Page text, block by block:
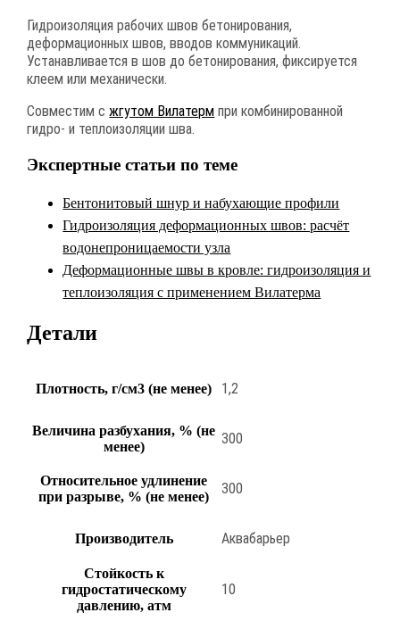
Гидроизоляция рабочих швов бетонирования,
деформационных швов, вводов коммуникаций.
Устанавливается в шов до бетонирования, фиксируется
клеем или механически.
Совместим сжгутом Вилатерм при комбинированной
гидро- и теплоизоляции шва.
Экспертные статьи по теме
Бентонитовый шнур и набухающие профили
Гидроизоляция деформационных швов: расчёт
водонепроницаемости узла
Деформационные швы в кровле: гидроизоляция и
теплоизоляция с применением Вилатерма
Детали
Плотность, г/см3 (не менее) 1,2
Величина разбухания, % (не
менее)
300
Относительное удлинение
при разрыве, % (не менее)
300
Производитель Аквабарьер
Стойкость к
гидростатическому
давлению, атм
10